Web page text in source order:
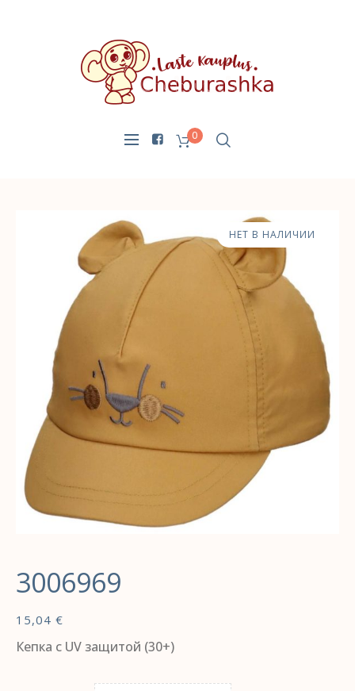
0
НЕТ В НАЛИЧИИ
3006969
15,04 €
Кепка с UV защитой (30+)